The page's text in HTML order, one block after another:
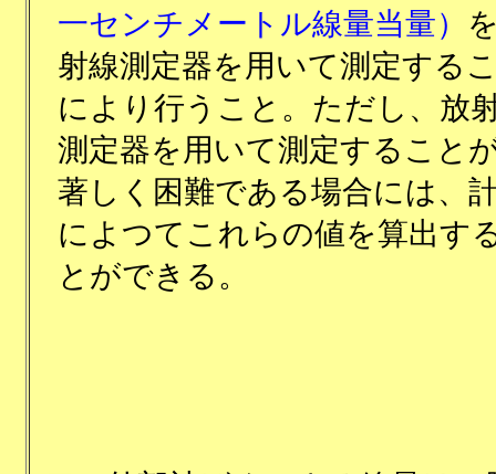
一センチメートル線量当量）
射線測定器を用いて測定する
により行うこと。ただし、放
測定器を用いて測定すること
著しく困難である場合には、
によつてこれらの値を算出す
とができる。